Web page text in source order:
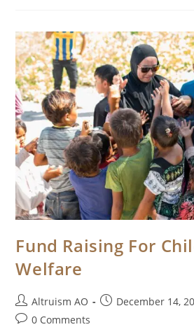
Fund Raising For
Welfare
Post
author:
Altruism AO
PostDecember 14,
Post0 Comments